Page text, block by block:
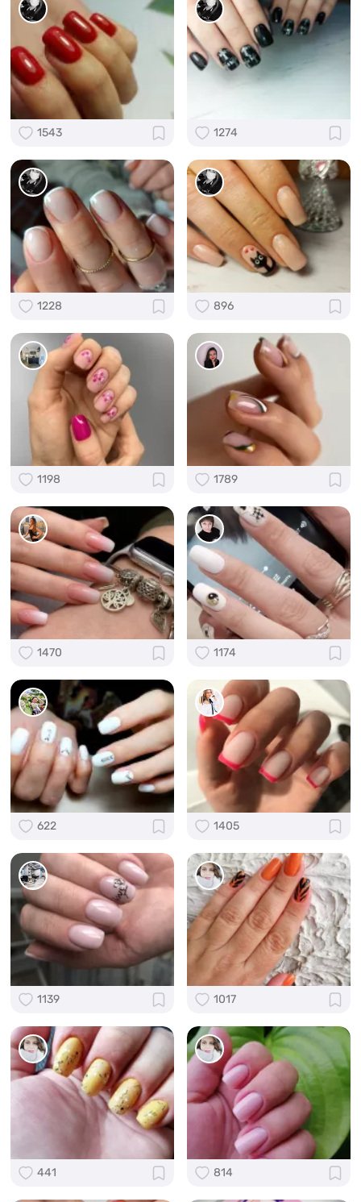
1543 1274
1228 896
1198 1789
1470 1174
622 1405
1139 1017
441 814